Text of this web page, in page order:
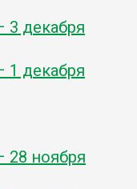
3 декабря
1 декабря
28 ноября